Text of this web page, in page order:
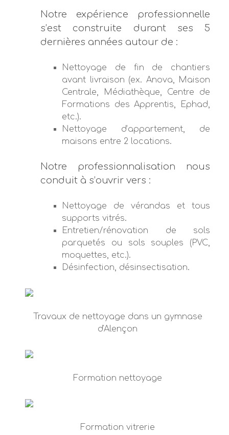
Notre expérience professionnelle
s’est construite durant ses 5
dernières années autour de :
Nettoyage de fin de chantiers
avant livraison (ex. Anova, Maison
Centrale, Médiathèque, Centre de
Formations des Apprentis, Ephad,
etc.).
Nettoyage d’appartement, de
maisons entre 2 locations.
Notre professionnalisation nous
conduit à s’ouvrir vers :
Nettoyage de vérandas et tous
supports vitrés.
Entretien/rénovation de sols
parquetés ou sols souples (PVC,
moquettes, etc.).
Désinfection, désinsectisation.
Travaux de nettoyage dans un gymnase
d'Alençon
Formation nettoyage
Formation vitrerie